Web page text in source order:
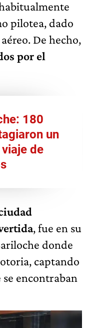
pilotea, dado
De hecho,
por el
180
un
de
, fue en su
donde
captando
encontraban